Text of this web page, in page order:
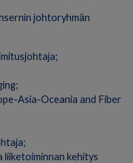
johtoryhmän
Asia-Oceania and Fiber
kehitys